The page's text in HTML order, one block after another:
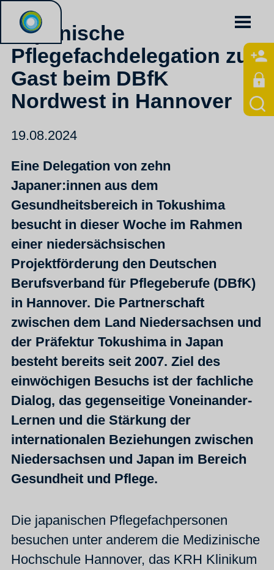
Japanische
Pflegefachdelegation zu
Gast beim DBfK
Nordwest in Hannover
19.08.2024
Eine Delegation von zehn
Japaner:innen aus dem
Gesundheitsbereich in Tokushima
besucht in dieser Woche im Rahmen
einer niedersächsischen
Projektförderung den Deutschen
Berufsverband für Pflegeberufe (DBfK)
in Hannover. Die Partnerschaft
zwischen dem Land Niedersachsen und
der Präfektur Tokushima in Japan
besteht bereits seit 2007. Ziel des
einwöchigen Besuchs ist der fachliche
Dialog, das gegenseitige Voneinander-
Lernen und die Stärkung der
internationalen Beziehungen zwischen
Niedersachsen und Japan im Bereich
Gesundheit und Pflege.
Die japanischen Pflegefachpersonen
besuchen unter anderem die Medizinische
Hochschule Hannover, das KRH Klinikum